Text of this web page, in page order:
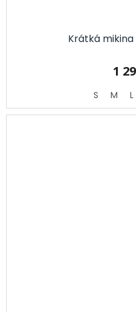
Krátká
1
S M L